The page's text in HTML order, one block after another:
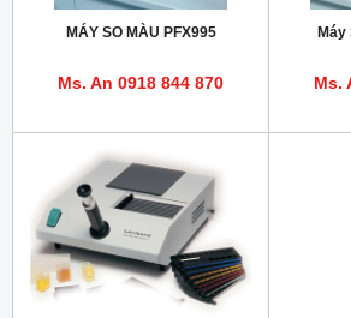
MÁY SO MÀU PFX995
Ms. An 0918 844 870
Máy
Ms.